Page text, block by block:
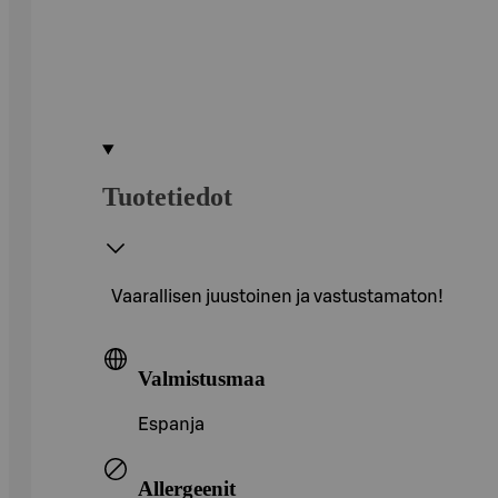
Tuotetiedot
Vaarallisen juustoinen ja vastustamaton!
Valmistusmaa
Espanja
Allergeenit